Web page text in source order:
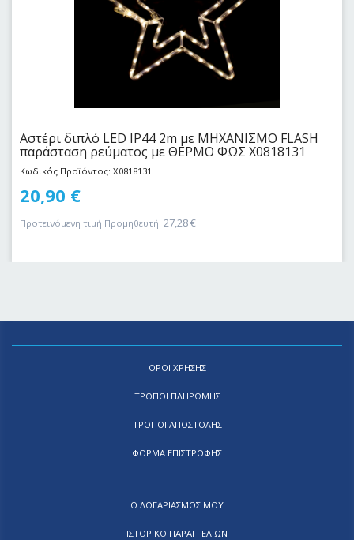
Αστέρι διπλό LED IP44 2m με ΜΗΧΑΝΙΣΜΟ FLASH
παράσταση ρεύματος με ΘΕΡΜΟ ΦΩΣ X0818131
Κωδικός Προϊόντος: X0818131
20,90 €
Προτεινόμενη τιμή Προμηθευτή: 27,28€
ΟΡΟΙ ΧΡΗΣΗΣ
ΤΡΟΠΟΙ ΠΛΗΡΩΜΗΣ
ΤΡΟΠΟΙ ΑΠΟΣΤΟΛΗΣ
ΦΟΡΜΑ ΕΠΙΣΤΡΟΦΗΣ
Ο ΛΟΓΑΡΙΑΣΜΟΣ ΜΟΥ
ΙΣΤΟΡΙΚΟ ΠΑΡΑΓΓΕΛΙΩΝ